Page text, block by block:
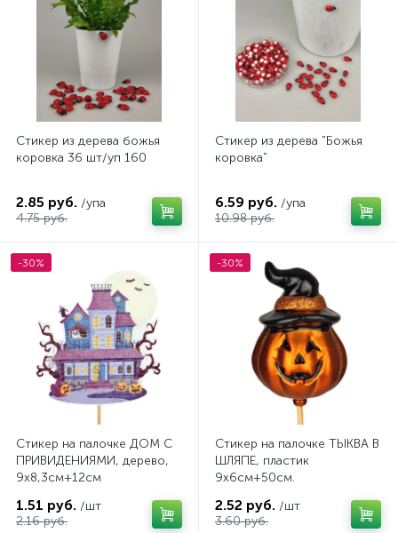
Стикер из дерева божья
коровка 36 шт/уп 160
2.85 руб. /упа
4.75 руб.
Стикер из дерева "Божья
коровка"
6.59 руб. /упа
10.98 руб.
-30%
Стикер на палочке ДОМ С
ПРИВИДЕНИЯМИ, дерево,
9x8,3cм+12см
1.51 руб. /шт
2.16 руб.
-30%
Стикер на палочке ТЫКВА В
ШЛЯПЕ, пластик
9х6см+50см.
2.52 руб. /шт
3.60 руб.